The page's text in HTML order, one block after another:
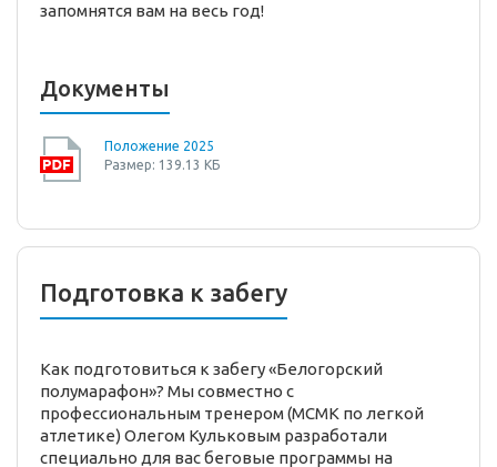
запомнятся вам на весь год!
Документы
Положение 2025
Размер: 139.13 КБ
Подготовка к забегу
Как подготовиться к забегу «Белогорский
полумарафон»? Мы совместно с
профессиональным тренером (МСМК по легкой
атлетике) Олегом Кульковым разработали
специально для вас беговые программы на